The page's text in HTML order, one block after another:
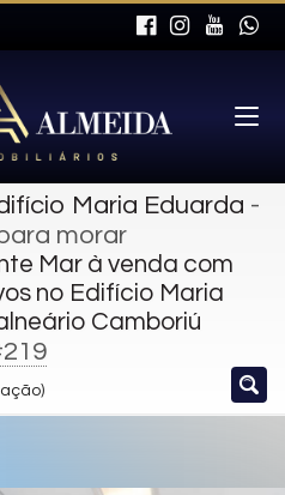
Maria Eduarda -
morar
Mar à venda com
no Edifício Maria
Camboriú